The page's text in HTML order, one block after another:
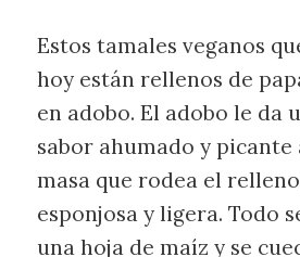
Estos tamales veganos
hoy están rellenos de
en adobo. El adobo le da
sabor ahumado y picante
masa que rodea el
esponjosa y ligera. Todo
una hoja de maíz y se